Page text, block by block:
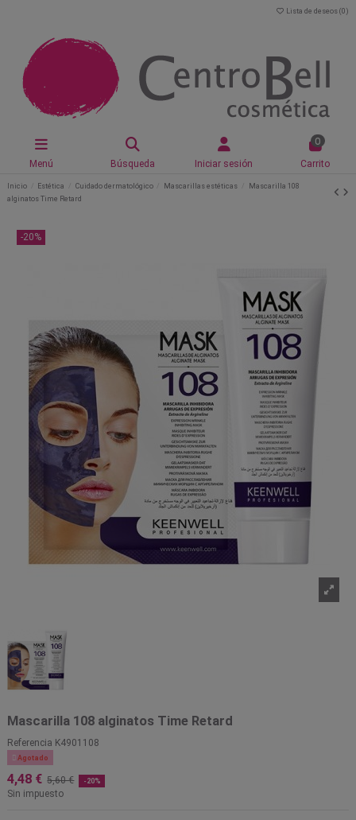
Lista de deseos (0 )
Menú Búsqueda Iniciar sesión
0
Carrito
Inicio Estética Cuidado dermatológico Mascarillas estéticas
Mascarilla 108
alginatos Time Retard
-20%
Mascarilla 108 alginatos Time Retard
Referencia K4901108
 Agotado
4,48 € 5,60 € -20%
Sin impuesto